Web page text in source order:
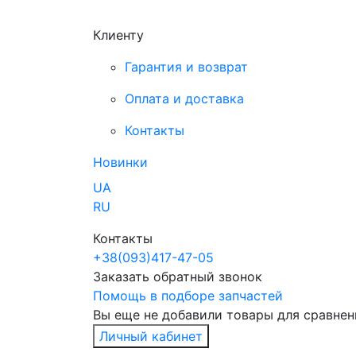
Клиенту
Гарантия и возврат
Оплата и доставка
Контакты
Новинки
UA
RU
Контакты
+38(093)417-47-05
Заказать обратный звонок
Помощь в подборе запчастей
Вы еще не добавили товары для
Личный кабинет